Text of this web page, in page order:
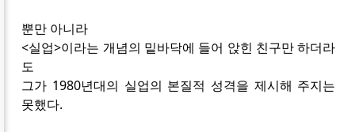
뿐만 아니라
<실업>이라는 개념의 밑바닥에 들어 앉힌 친구만 하더라
도
그가 1980년대의 실업의 본질적 성격을 제시해 주지는
못했다.